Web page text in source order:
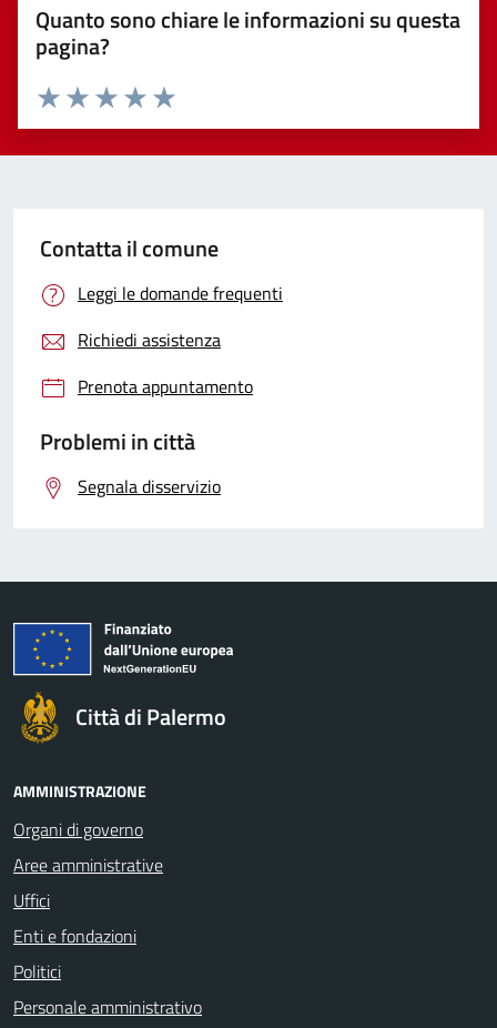
Quanto sono chiare le informazioni su questa
pagina?
Valuta 5 stelle su 5
Valuta 4 stelle su 5
Valuta 3 stelle su 5
Valuta 2 stelle su 5
Valuta 1 stelle su 5
Contatta il comune
Leggi le domande frequenti
Richiedi assistenza
Prenota appuntamento
Problemi in città
Segnala disservizio
Città di Palermo
AMMINISTRAZIONE
Organi di governo
Aree amministrative
Uffici
Enti e fondazioni
Politici
Personale amministrativo